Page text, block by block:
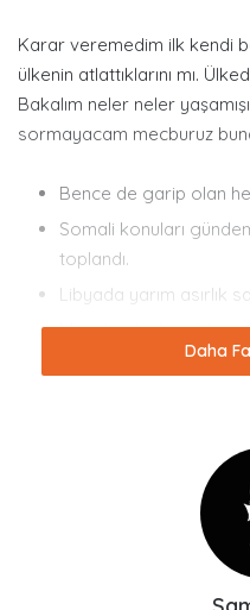
Karar veremedim ilk kendi
ülkenin atlattıklarını mı.
Bakalım neler neler
sormayacam mecburuz
Bence de garip olan
Somali konuları
toplandı.
Libyada yarım asırlık
Mısırda olaylar oldu.
Çılgın Proje
olduğundan nereye
Her siyasi bi tane
Daha